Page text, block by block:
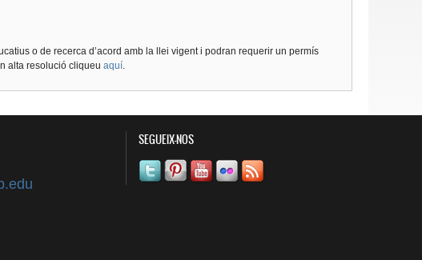
o de recerca d’acord amb la llei vigent i podran requerir un permís
alta resolució cliqueu aquí.
SEGUEIX-NOS